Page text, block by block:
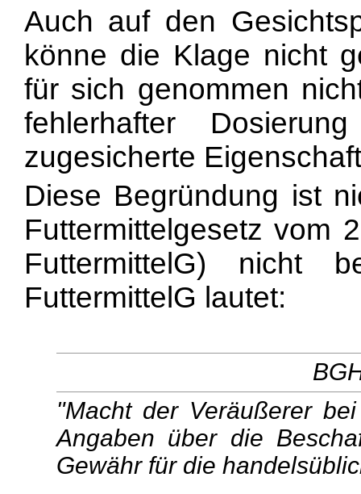
Auch auf den
könne die Klage nicht
für sich genommen
fehlerhafter
zugesicherte
Diese Begründung ist
Futtermittelgesetz vom
FuttermittelG) nicht
FuttermittelG lautet:
"Macht der Veräußerer
Angaben über die
Gewähr für die